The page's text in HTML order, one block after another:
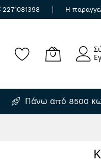
2271081398 Η
Πάνω από 8500